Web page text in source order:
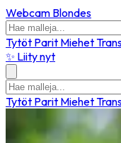
Webcam Blondes
Tytöt Parit Miehet
✨ Liity nyt
Tytöt Parit Miehet